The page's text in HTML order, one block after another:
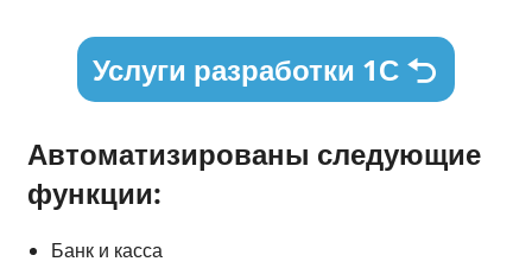
Услуги разработки 1С
Автоматизированы следующие
функции:
Банк и касса